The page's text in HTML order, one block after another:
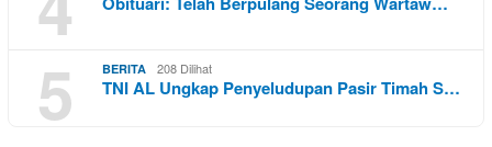
5 BERITA 208 Dilihat
TNI AL Ungkap Penyeludupan Pasir Timah S…